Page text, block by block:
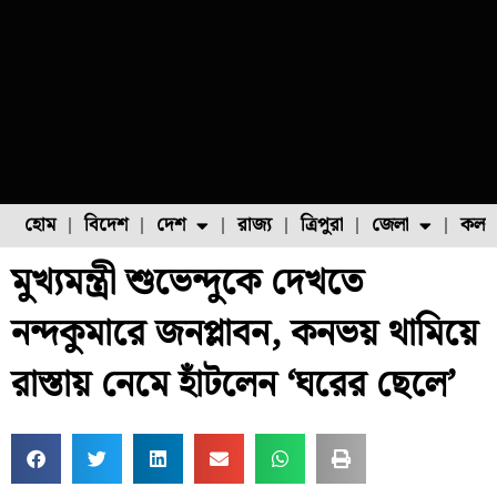
হোম বিদেশ দেশ
ফুল চাষ ফল চাষ মাছ চাষ
রাজ্য ত্রিপুরা জেলা
মুখ্যমন্ত্রী শুভেন্দুকে দেখতে
নন্দকুমারে জনপ্লাবন, কনভয় থামিয়ে
রাস্তায় নেমে হাঁটলেন ‘ঘরের ছেলে’